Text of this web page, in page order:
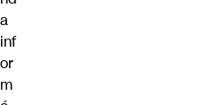
a
inf
or
m